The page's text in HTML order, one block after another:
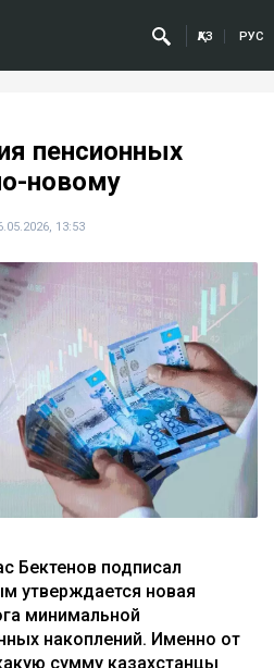
ҚАЗ РУС
пенсионных
новому
13:53
Бектенов подписал
утверждается новая
минимальной
накоплений. Именно от
сумму казахстанцы